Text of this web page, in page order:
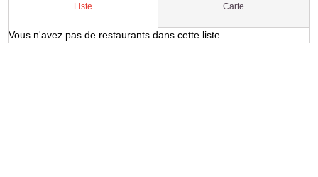
Liste Carte
Vous n'avez pas de restaurants dans cette liste.